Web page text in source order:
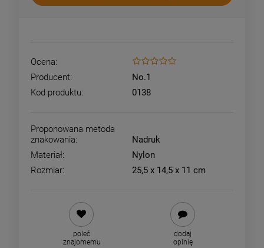
Ocena:
Producent:
No.1
Kod produktu:
0138
Proponowana metoda
znakowania:
Nadruk
Materiał:
Nylon
Rozmiar:
25,5 x 14,5 x 11 cm
poleć
znajomemu
dodaj
opinię